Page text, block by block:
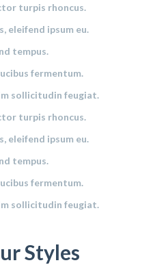
turpis rhoncus.
eleifend ipsum eu.
tempus.
fermentum.
sollicitudin feugiat.
turpis rhoncus.
eleifend ipsum eu.
tempus.
fermentum.
sollicitudin feugiat.
Styles